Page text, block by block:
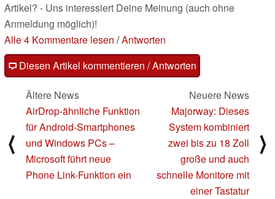
Artikel? - Uns interessiert Deine Meinung (auch ohne
Anmeldung möglich)!
Alle 4 Kommentare lesen /Antworten
Diesen Artikel kommentieren / Antworten
⟨
Ältere News
AirDrop-ähnliche Funktion
für Android-Smartphones
und Windows PCs –
Microsoft führt neue
Phone Link-Funktion ein
Neuere News
Majorway: Dieses
System kombiniert
zwei bis zu 18 Zoll
große und auch
schnelle Monitore mit
einer Tastatur
⟩